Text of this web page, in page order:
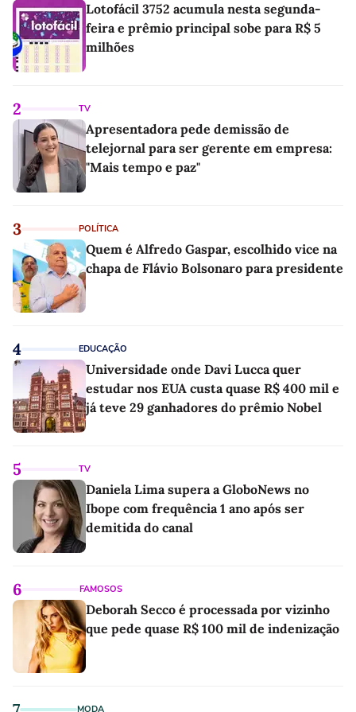
Lotofácil 3752 acumula nesta segunda-
feira e prêmio principal sobe para R$ 5
milhões
2 TV
Apresentadora pede demissão de
telejornal para ser gerente em empresa:
"Mais tempo e paz"
3 POLÍTICA
Quem é Alfredo Gaspar, escolhido vice na
chapa de Flávio Bolsonaro para presidente
4 EDUCAÇÃO
Universidade onde Davi Lucca quer
estudar nos EUA custa quase R$ 400 mil e
já teve 29 ganhadores do prêmio Nobel
5 TV
Daniela Lima supera a GloboNews no
Ibope com frequência 1 ano após ser
demitida do canal
6 FAMOSOS
Deborah Secco é processada por vizinho
que pede quase R$ 100 mil de indenização
MODA